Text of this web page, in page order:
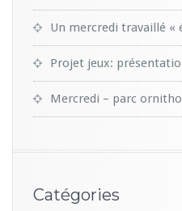
Un mercredi travaillé «
Projet jeux:
Mercredi – parc
Catégories